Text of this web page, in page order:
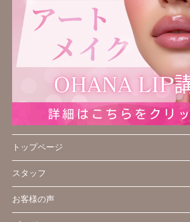
トップページ
スタッフ
お客様の声